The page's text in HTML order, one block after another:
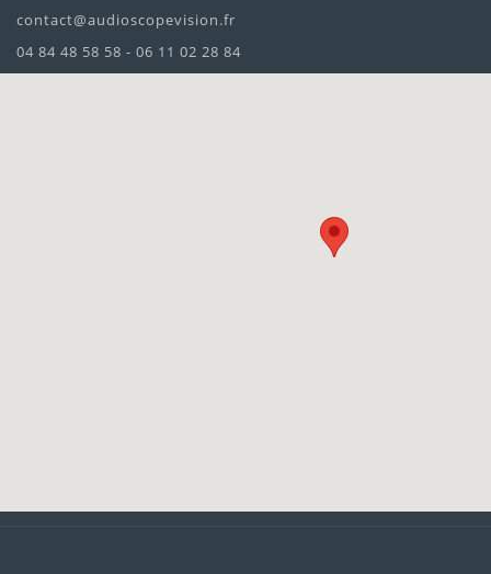
contact@audioscopevision.fr
04 84 48 58 58 - 06 11 02 28 84